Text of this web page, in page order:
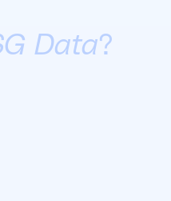
Data?